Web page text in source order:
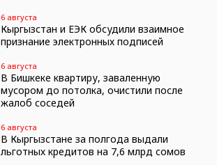
6 августа
Кыргызстан и ЕЭК обсудили взаимное
признание электронных подписей
6 августа
В Бишкеке квартиру, заваленную
мусором до потолка, очистили после
жалоб соседей
6 августа
В Кыргызстане за полгода выдали
льготных кредитов на 7,6 млрд сомов